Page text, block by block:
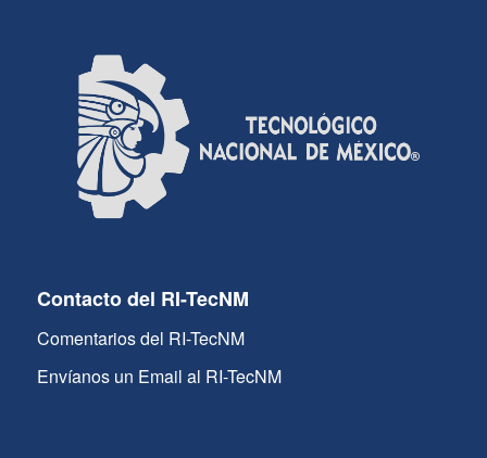
Contacto del RI-TecNM
Comentarios del RI-TecNM
Envíanos un Email al RI-TecNM